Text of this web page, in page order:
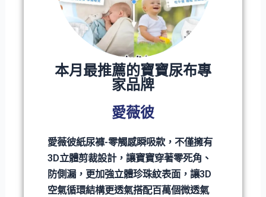
本月最推薦的寶寶尿布專
家品牌
愛薇彼
愛薇彼紙尿褲-零觸感瞬吸款，不僅擁有
3D立體剪裁設計，讓寶寶穿著零死角、
防側漏，更加強立體珍珠紋表面，讓3D
空氣循環結構更透氣搭配百萬個微透氣